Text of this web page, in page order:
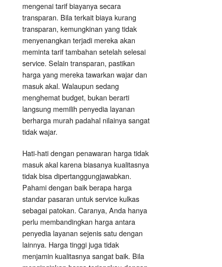
mengenai tarif biayanya secara
transparan. Bila terkait biaya kurang
transparan, kemungkinan yang tidak
menyenangkan terjadi mereka akan
meminta tarif tambahan setelah selesai
service. Selain transparan, pastikan
harga yang mereka tawarkan wajar dan
masuk akal. Walaupun sedang
menghemat budget, bukan berarti
langsung memilih penyedia layanan
berharga murah padahal nilainya sangat
tidak wajar.
Hati-hati dengan penawaran harga tidak
masuk akal karena biasanya kualitasnya
tidak bisa dipertanggungjawabkan.
Pahami dengan baik berapa harga
standar pasaran untuk service kulkas
sebagai patokan. Caranya, Anda hanya
perlu membandingkan harga antara
penyedia layanan sejenis satu dengan
lainnya. Harga tinggi juga tidak
menjamin kualitasnya sangat baik. Bila